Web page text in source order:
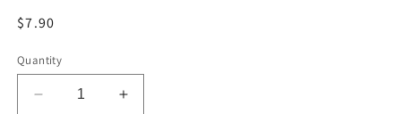
Regular
$7.90
Quantity
Decrease
Increase